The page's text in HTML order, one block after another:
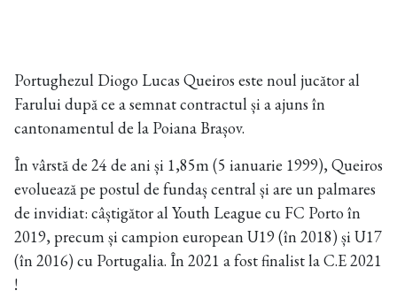
Portughezul Diogo Lucas Queiros este noul jucător al
Farului după ce a semnat contractul și a ajuns în
cantonamentul de la Poiana Brașov.
În vârstă de 24 de ani și 1,85m (5 ianuarie 1999), Queiros
evoluează pe postul de fundaș central și are un palmares
de invidiat: câștigător al Youth League cu FC Porto în
2019, precum și campion european U19 (în 2018) și U17
(în 2016) cu Portugalia. În 2021 a fost finalist la C.E 2021
!